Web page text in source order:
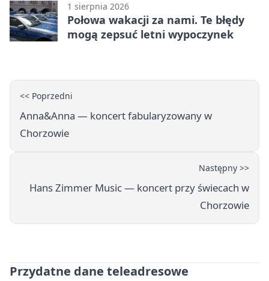
1 sierpnia 2026
Połowa wakacji za nami. Te błędy
mogą zepsuć letni wypoczynek
<< Poprzedni
Anna&Anna — koncert fabularyzowany w
Chorzowie
Następny >>
Hans Zimmer Music — koncert przy świecach w
Chorzowie
Przydatne dane teleadresowe